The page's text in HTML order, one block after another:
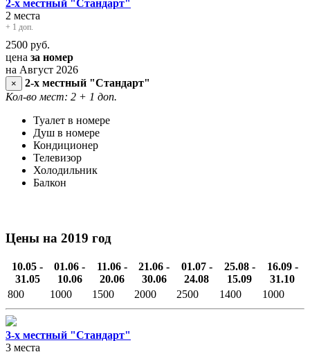
2-х местный "Стандарт"
2 места
+ 1 доп.
2500 руб.
цена за номер
на Август 2026
×
2-х местный "Стандарт"
Кол-во мест: 2 + 1 доп.
Туалет в номере
Душ в номере
Кондиционер
Телевизор
Холодильник
Балкон
Цены на 2019 год
10.05 -
31.05
01.06 -
10.06
11.06 -
20.06
21.06 -
30.06
01.07 -
24.08
25.08 -
15.09
16.09 -
31.10
800
1000 1500 2000 2500 1400 1000
3-х местный "Стандарт"
3 места